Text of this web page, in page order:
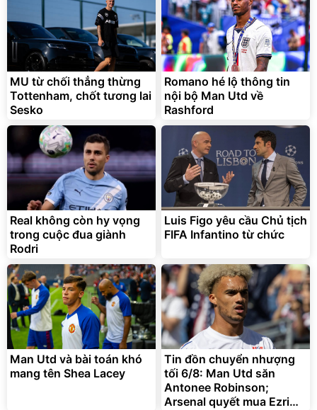
MU từ chối thẳng thừng
Tottenham, chốt tương lai
Sesko
Romano hé lộ thông tin
nội bộ Man Utd về
Rashford
Real không còn hy vọng
trong cuộc đua giành
Rodri
Luis Figo yêu cầu Chủ tịch
FIFA Infantino từ chức
Man Utd và bài toán khó
mang tên Shea Lacey
Tin đồn chuyển nhượng
tối 6/8: Man Utd săn
Antonee Robinson;
Arsenal quyết mua Ezri